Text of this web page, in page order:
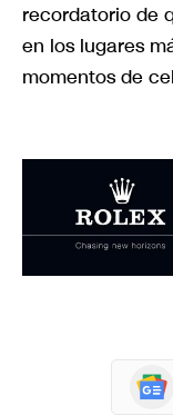
recordatorio de
en los lugares
momentos de